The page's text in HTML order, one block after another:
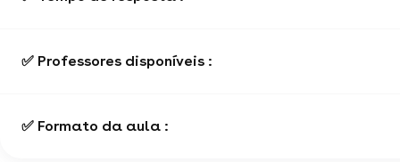
✅ Professores disponíveis :
✅ Formato da aula :